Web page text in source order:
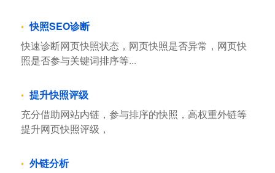
快照SEO诊断
快速诊断网页快照状态，网页快照是否异常，网页快
照是否参与关键词排序等...
提升快照评级
充分借助网站内链，参与排序的快照，高权重外链等
提升网页快照评级，
外链分析